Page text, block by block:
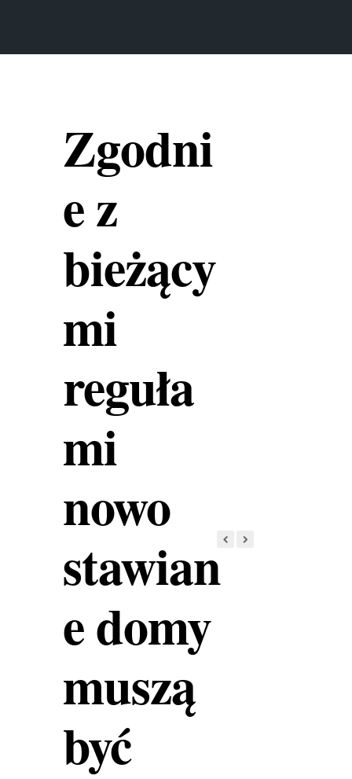
Zgodni
e z
bieżący
mi
reguła
mi
nowo
stawian
e domy
muszą
być